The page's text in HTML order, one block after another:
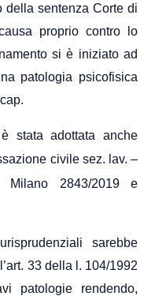
della sentenza Corte di
proprio contro lo
si è iniziato ad
patologia psicofisica
stata adottata anche
civile sez. lav. –
Milano 2843/2019 e
sarebbe
33 della l. 104/1992
patologie rendendo,